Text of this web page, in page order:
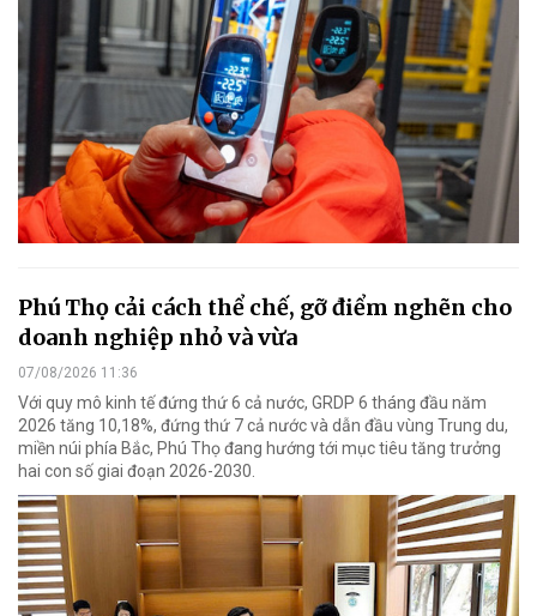
Phú Thọ cải cách thể chế, gỡ điểm nghẽn cho
doanh nghiệp nhỏ và vừa
07/08/2026 11:36
Với quy mô kinh tế đứng thứ 6 cả nước, GRDP 6 tháng đầu năm
2026 tăng 10,18%, đứng thứ 7 cả nước và dẫn đầu vùng Trung du,
miền núi phía Bắc, Phú Thọ đang hướng tới mục tiêu tăng trưởng
hai con số giai đoạn 2026-2030.